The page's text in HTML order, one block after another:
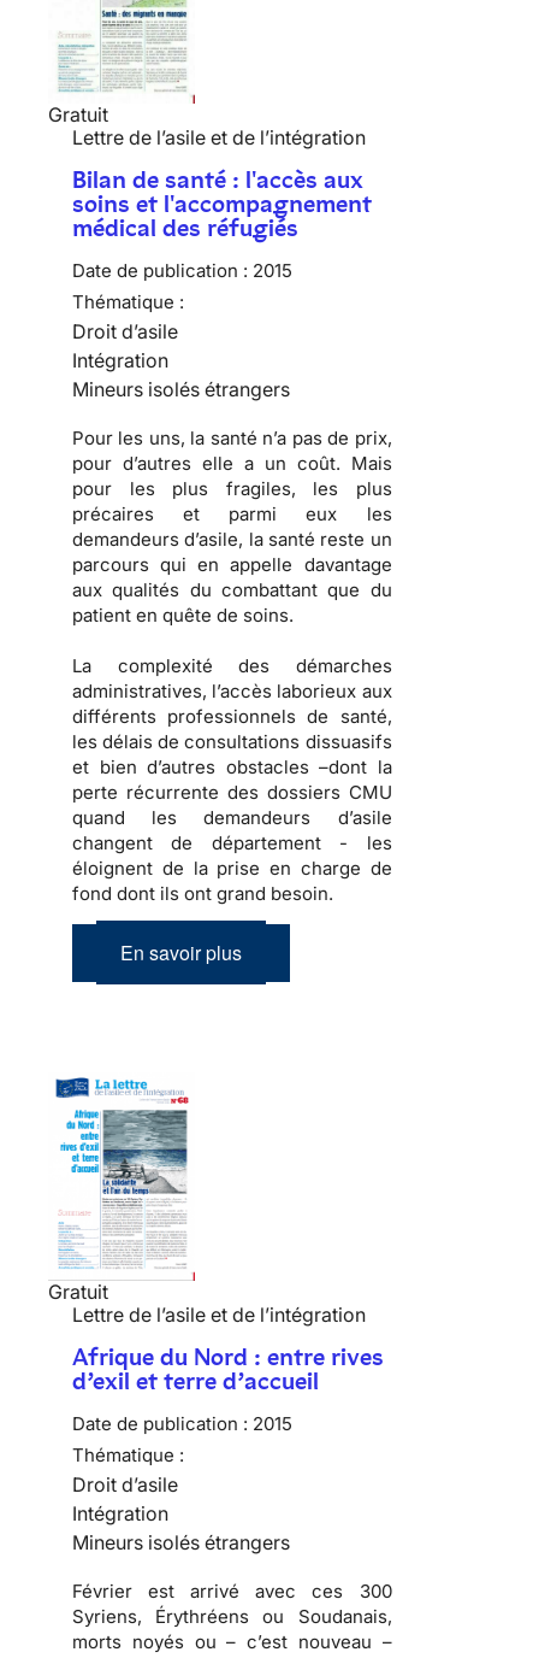
Gratuit
Lettre de l’asile et de l’intégration
Bilan de santé : l'accès aux
soins et l'accompagnement
médical des réfugiés
Date de publication : 2015
Thématique :
Droit d’asile
Intégration
Mineurs isolés étrangers
Pour les uns, la santé n’a pas de prix,
pour d’autres elle a un coût. Mais
pour les plus fragiles, les plus
précaires et parmi eux les
demandeurs d’asile, la santé reste un
parcours qui en appelle davantage
aux qualités du combattant que du
patient en quête de soins.
La complexité des démarches
administratives, l’accès laborieux aux
différents professionnels de santé,
les délais de consultations dissuasifs
et bien d’autres obstacles –dont la
perte récurrente des dossiers CMU
quand les demandeurs d’asile
changent de département - les
éloignent de la prise en charge de
fond dont ils ont grand besoin.
En savoir plus
Gratuit
Lettre de l’asile et de l’intégration
Afrique du Nord : entre rives
d’exil et terre d’accueil
Date de publication : 2015
Thématique :
Droit d’asile
Intégration
Mineurs isolés étrangers
Février est arrivé avec ces 300
Syriens, Érythréens ou Soudanais,
morts noyés ou – c’est nouveau –